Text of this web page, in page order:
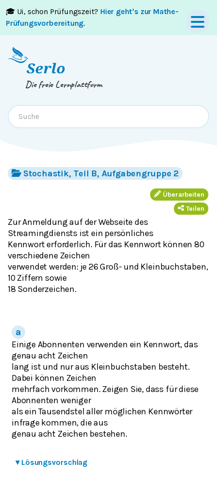
🎓 Ui, schon Prüfungszeit? Hier geht's zur Mathe-
Prüfungsvorbereitung.
Springe zumInhaltoderFooter
Die freie Lernplattform
Stochastik, Teil B, Aufgabengruppe 2
Überarbeiten
Teilen
Zur Anmeldung auf der Webseite des
Streamingdiensts ist ein persönliches
Kennwort erforderlich. Für das Kennwort können 80
verschiedene Zeichen
verwendet werden: je 26 Groß- und Kleinbuchstaben,
10 Ziffern sowie
18 Sonderzeichen.
Einige Abonnenten verwenden ein Kennwort, das
genau acht Zeichen
lang ist und nur aus Kleinbuchstaben besteht.
Dabei können Zeichen
mehrfach vorkommen. Zeigen Sie, dass für diese
Abonnenten weniger
als ein Tausendstel aller möglichen Kennwörter
infrage kommen, die aus
genau acht Zeichen bestehen.
▾ Lösungsvorschlag